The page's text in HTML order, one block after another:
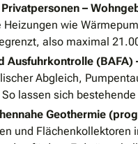
–
wie
also maximal
Ausfuhrkontrolle
Abgleich,
lassen sich
Geothermie
und